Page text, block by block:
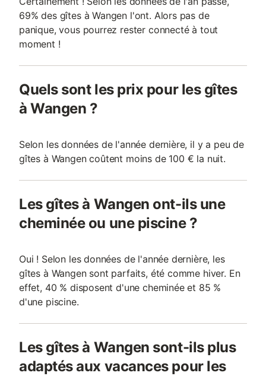
69% des gîtes à Wangen l'ont. Alors pas de
panique, vous pourrez rester connecté à tout
moment !
Quels sont les prix pour les gîtes
à Wangen ?
Selon les données de l'année dernière, il y a peu de
gîtes à Wangen coûtent moins de 100 € la nuit.
Les gîtes à Wangen ont-ils une
cheminée ou une piscine ?
Oui ! Selon les données de l'année dernière, les
gîtes à Wangen sont parfaits, été comme hiver. En
effet, 40 % disposent d'une cheminée et 85 %
d'une piscine.
Les gîtes à Wangen sont-ils plus
adaptés aux vacances pour les